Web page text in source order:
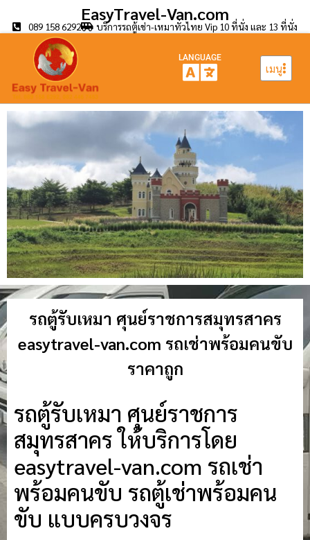
EasyTravel-Van.com
089 158 6292 บริการรถตู้เช่า-เหมาทั่วไทย Vip 10 ที่นั่ง และ 13 ที่นั่ง
เมนู
LANGUAGE
รถตู้รับเหมา ศุนย์ราชการสมุทรสาคร
easytravel-van.com รถเช่าพร้อมคนขับ
ราคาถูก
รถตู้รับเหมา ศุนย์ราชการ
สมุทรสาคร ให้บริการโดย
easytravel-van.com รถเช่า
พร้อมคนขับ รถตู้เช่าพร้อมคน
ขับ แบบครบวงจร